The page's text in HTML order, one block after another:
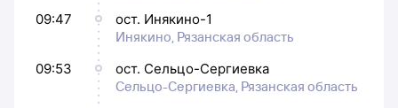
09:47
ост. Инякино-1
Инякино, Рязанская область
09:53
ост. Сельцо-Сергиевка
Сельцо-Сергиевка, Рязанская область